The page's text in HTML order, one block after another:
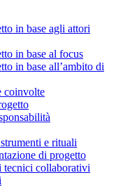
in base agli attori
in base al focus
in base all’ambito di
coinvolte
e rituali
di progetto
tecnici collaborativi